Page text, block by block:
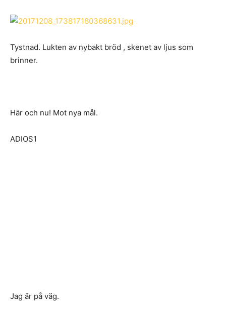
Tystnad. Lukten av nybakt bröd , skenet av ljus som
brinner.
Här och nu! Mot nya mål.
ADIOS1
Jag är på väg.